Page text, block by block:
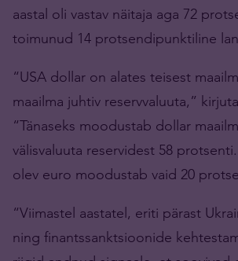
aastal oli vastav näitaja aga 72
toimunud 14 protsendipunktiline
“USA dollar on alates teisest
maailma juhtiv reservvaluuta,”
“Tänaseks moodustab dollar
välisvaluuta reservidest 58
olev euro moodustab vaid 20
“Viimastel aastatel, eriti pärast
ning finantssanktsioonide